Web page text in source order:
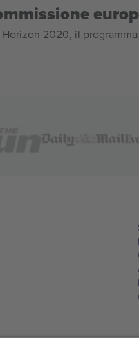
2020, il